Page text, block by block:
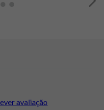
avaliação